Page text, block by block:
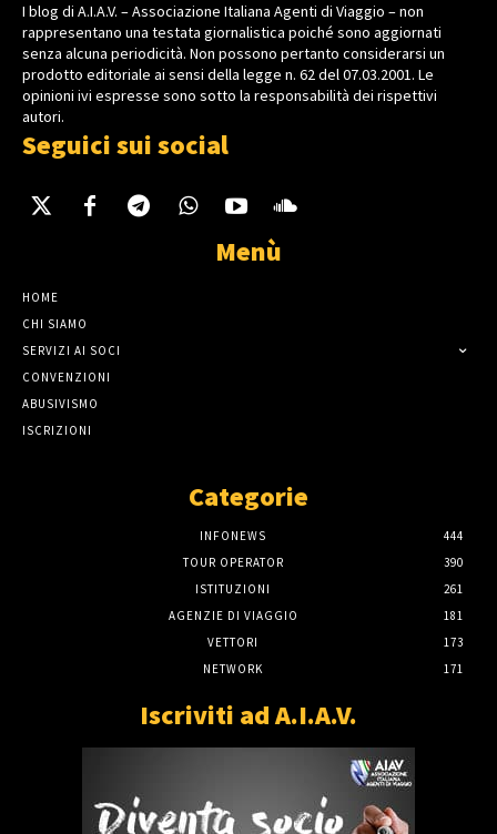
I blog di A.I.A.V. – Associazione Italiana Agenti di Viaggio – non
rappresentano una testata giornalistica poiché sono aggiornati
senza alcuna periodicità. Non possono pertanto considerarsi un
prodotto editoriale ai sensi della legge n. 62 del 07.03.2001. Le
opinioni ivi espresse sono sotto la responsabilità dei rispettivi
autori.
Seguici sui social
Menù
HOME
CHI SIAMO
SERVIZI AI SOCI
CONVENZIONI
ABUSIVISMO
ISCRIZIONI
Categorie
INFONEWS
444
TOUR OPERATOR
390
ISTITUZIONI
261
AGENZIE DI VIAGGIO
181
VETTORI
173
NETWORK
171
Iscriviti ad A.I.A.V.